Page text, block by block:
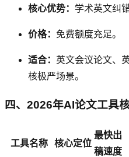
核心优势： 学术英文纠
价格： 免费额度充足。
适合： 英文会议论文、
核极严场景。
四、2026年AI论文工具
工具名称 核心定位
最快出
稿速度